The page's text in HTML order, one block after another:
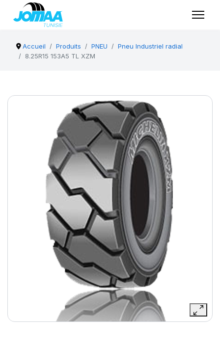
Accueil Produits PNEU
Pneu Industriel radial
8.25R15 153A5 TL XZM